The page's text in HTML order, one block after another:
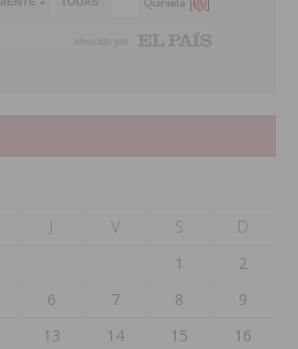
J V S
D
1
2
6 7 8
9
13 14 15
16